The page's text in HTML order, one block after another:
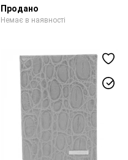
Продано
Немає в наявності